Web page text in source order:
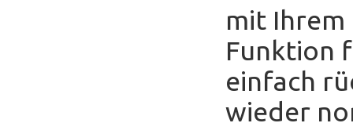
mit Ihrem
Funktion
einfach
wieder